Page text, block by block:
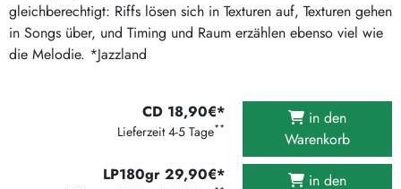
gleichberechtigt: Riffs lösen sich in Texturen auf, Texturen gehen
in Songs über, und Timing und Raum erzählen ebenso viel wie
die Melodie. *Jazzland
CD 18,90€*
Lieferzeit 4-5 Tage**
in den
Warenkorb
LP180gr 29,90€*
in den